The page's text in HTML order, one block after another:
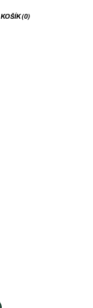
KOŠÍK (0)